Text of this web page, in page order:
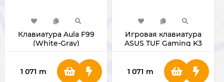
Клавиатура Aula F99
(White-Gray)
1 071 m
Игровая клавиатура
ASUS TUF Gaming K3
1 071 m